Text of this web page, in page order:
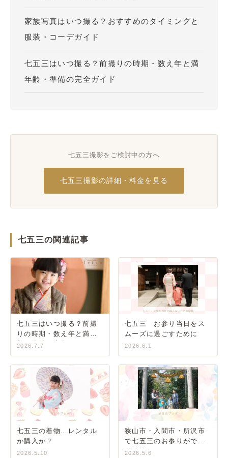
家族写真はいつ撮る？おすすめのタイミングと
服装・コーデガイド
七五三はいつ撮る？前撮りの時期・数え年と満
年齢・準備の完全ガイド
七五三撮影をご検討中の方へ
七五三撮影の詳細・料金を見る
七五三の関連記事
七五三はいつ撮る？前撮
りの時期・数え年と満年
齢・準備の完全ガイド
2026.7.7
七五三 お参り当日をス
ムーズに過ごすために
2026.6.1
七五三の着物…レンタル
か購入か？
2026.5.10
狭山市・入間市・所沢市
で七五三のお参りができ
る神社
2026.5.6